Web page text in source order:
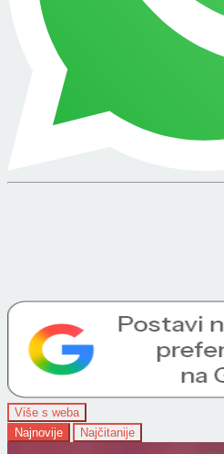
Više s weba
Najnovije
Najčitanije